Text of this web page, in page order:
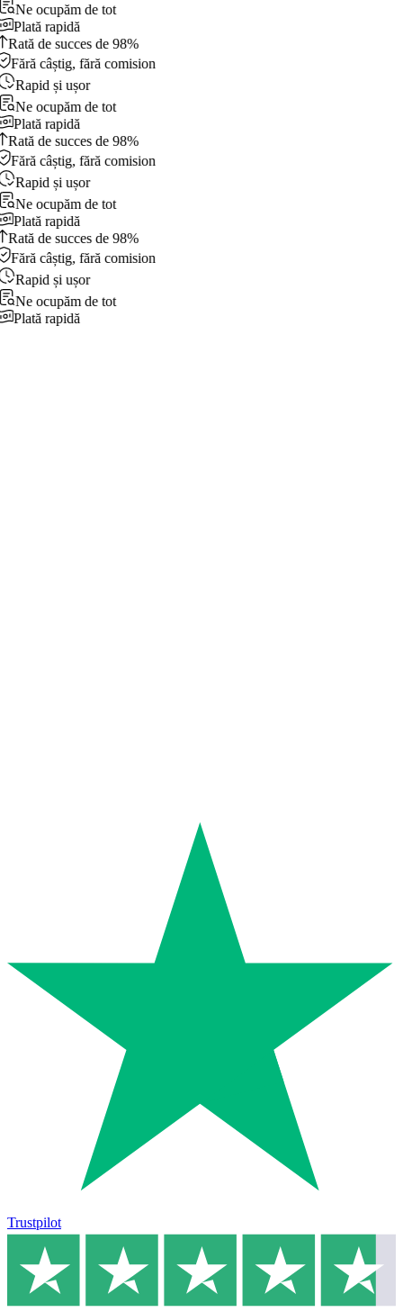
Ne ocupăm de tot
Plată rapidă
Rată de succes de 98%
Fără câștig, fără comision
Rapid și ușor
Ne ocupăm de tot
Plată rapidă
Rată de succes de 98%
Fără câștig, fără comision
Rapid și ușor
Ne ocupăm de tot
Plată rapidă
Rată de succes de 98%
Fără câștig, fără comision
Rapid și ușor
Ne ocupăm de tot
Plată rapidă
Trustpilot